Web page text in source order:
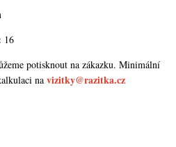
16
potisknout na zákazku. Minimální
navizitky@razitka.cz